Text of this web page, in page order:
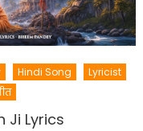
Hindi Song
Lyricist
Ji Lyrics